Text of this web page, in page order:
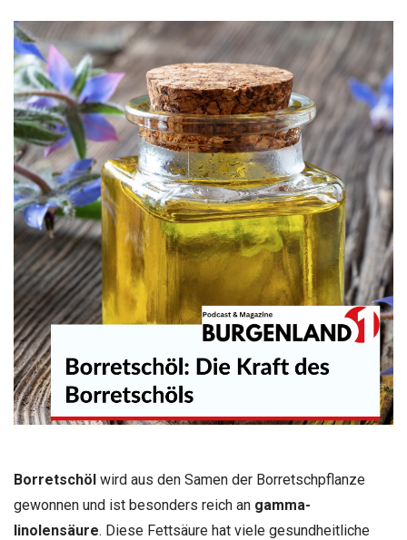
Borretschöl wird aus den Samen der Borretschpflanze
gewonnen und ist besonders reich an gamma-
linolensäure. Diese Fettsäure hat viele gesundheitliche